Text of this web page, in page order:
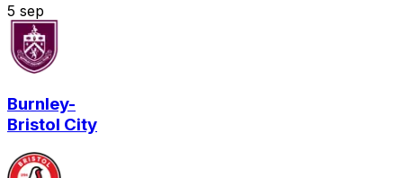
5 sep
Burnley-
Bristol City